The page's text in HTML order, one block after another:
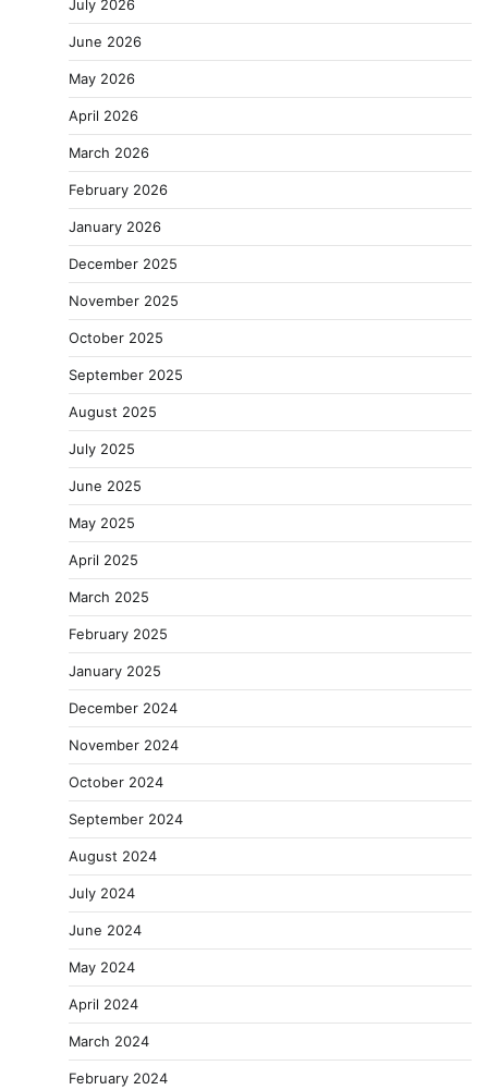
July 2026
June 2026
May 2026
April 2026
March 2026
February 2026
January 2026
December 2025
November 2025
October 2025
September 2025
August 2025
July 2025
June 2025
May 2025
April 2025
March 2025
February 2025
January 2025
December 2024
November 2024
October 2024
September 2024
August 2024
July 2024
June 2024
May 2024
April 2024
March 2024
February 2024